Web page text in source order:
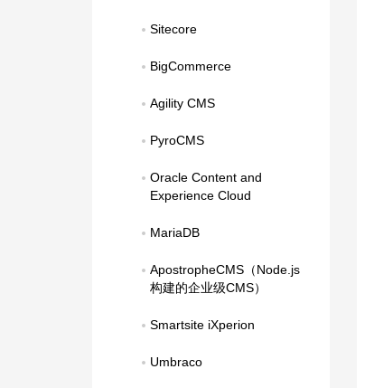
Sitecore
BigCommerce
Agility CMS
PyroCMS
Oracle Content and
Experience Cloud
MariaDB
ApostropheCMS（Node.js
构建的企业级CMS）
Smartsite iXperion
Umbraco